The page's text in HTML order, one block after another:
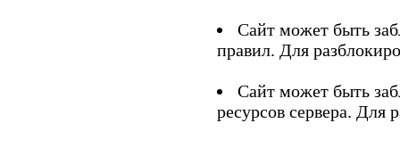
Сайт может быть
правил. Для
Сайт может быть
ресурсов сервера. Для